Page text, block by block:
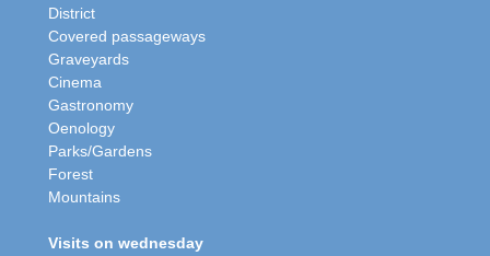
District
Covered passageways
Graveyards
Cinema
Gastronomy
Oenology
Parks/Gardens
Forest
Mountains
Visits on wednesday